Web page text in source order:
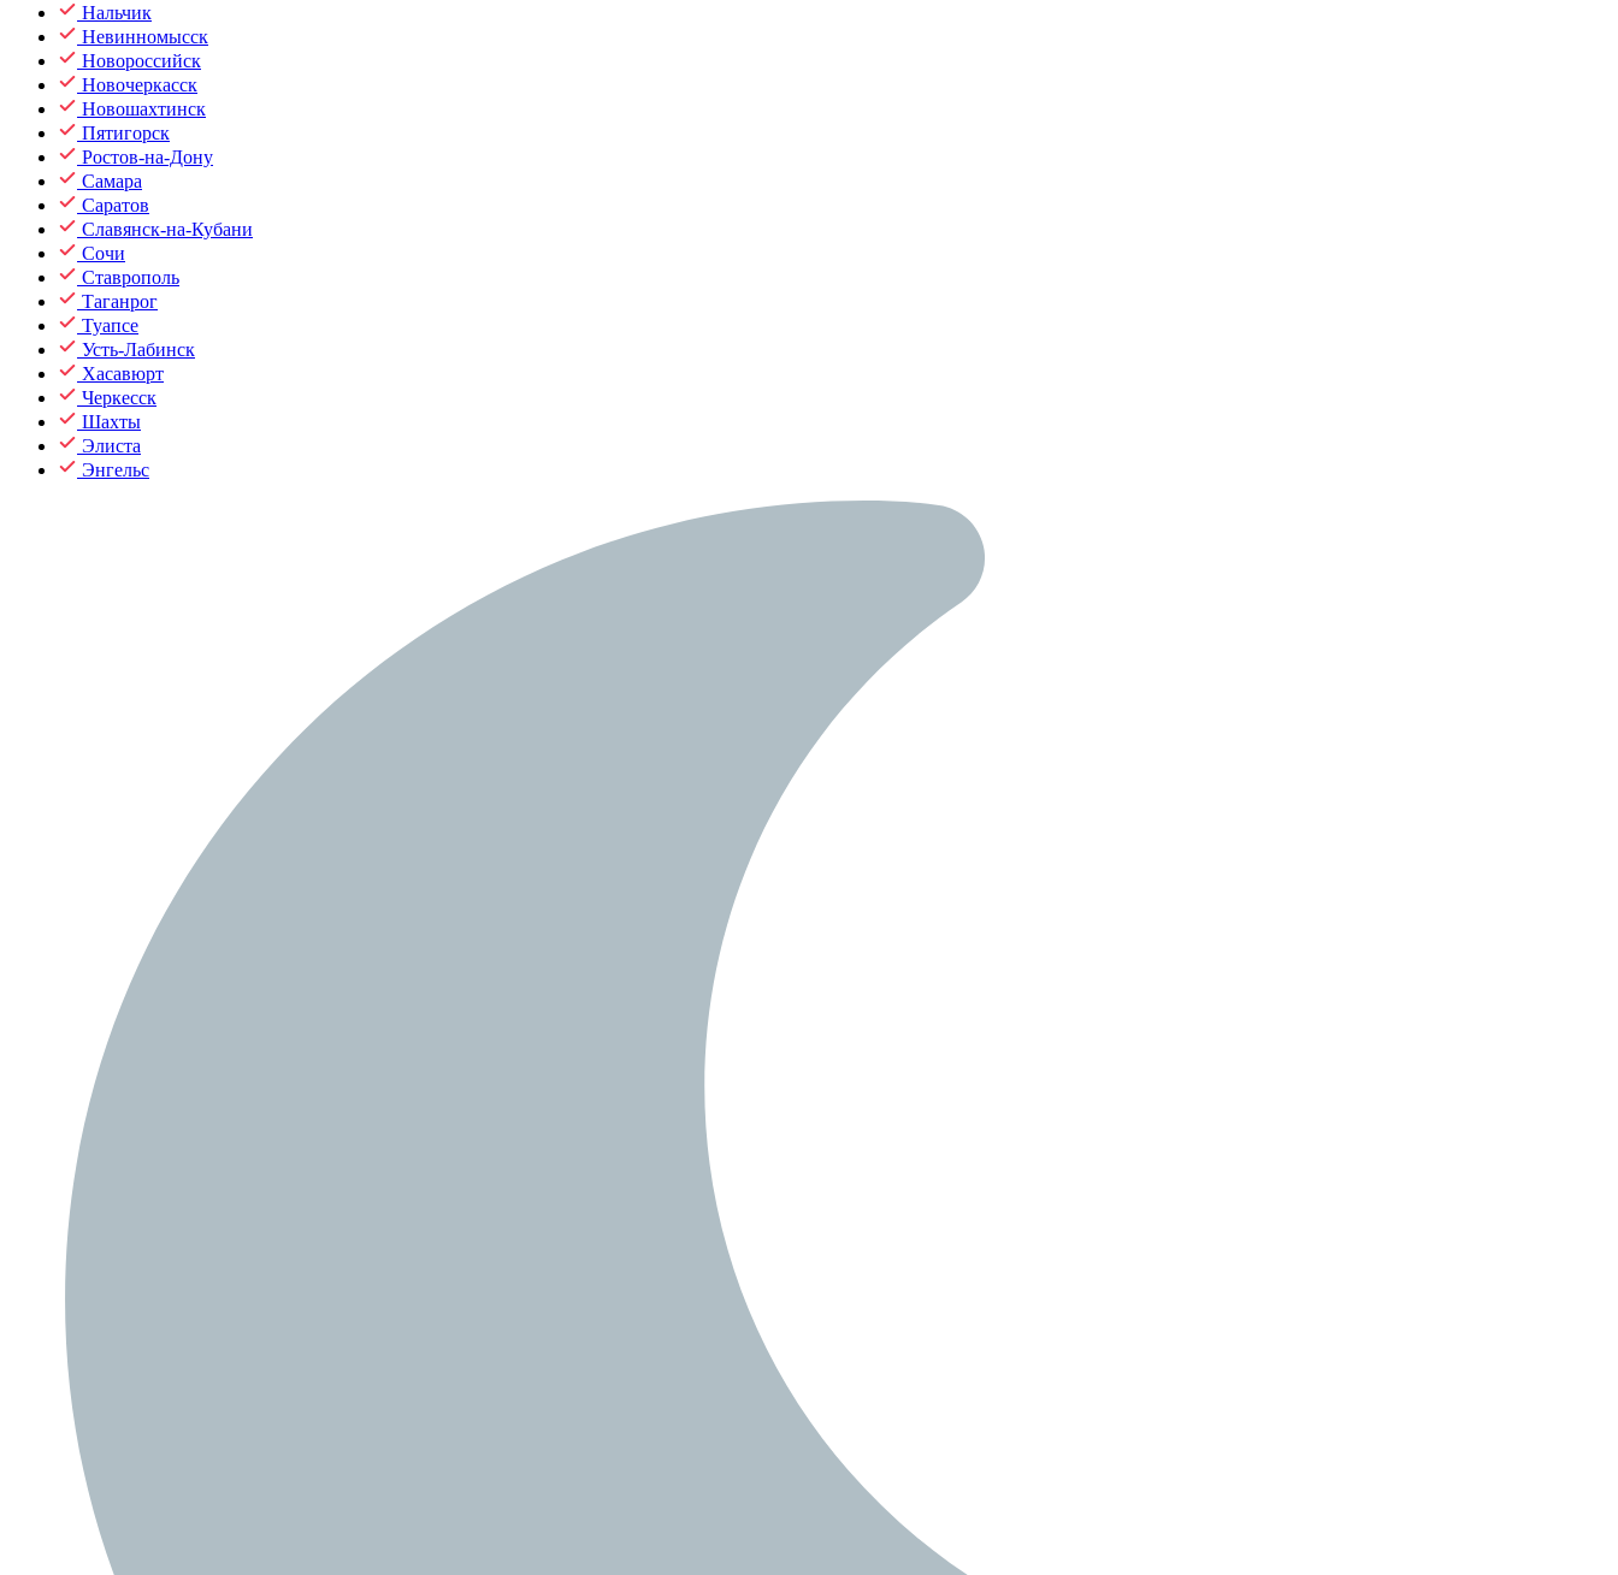
Нальчик
Невинномысск
Новороссийск
Новочеркасск
Новошахтинск
Пятигорск
Ростов-на-Дону
Самара
Саратов
Славянск-на-Кубани
Сочи
Ставрополь
Таганрог
Туапсе
Усть-Лабинск
Хасавюрт
Черкесск
Шахты
Элиста
Энгельс